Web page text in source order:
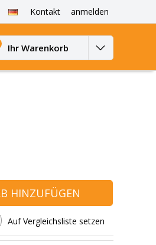
Kontakt anmelden
Ihr Warenkorb
HINZUFÜGEN
Auf Vergleichsliste setzen